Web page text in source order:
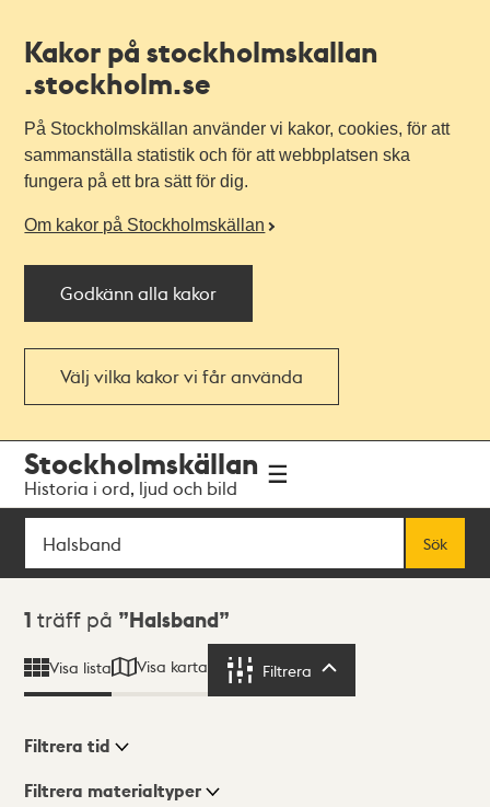
Kakor på stockholmskallan
.stockholm.se
På Stockholmskällan använder vi kakor, cookies, för att
sammanställa statistik och för att webbplatsen ska
fungera på ett bra sätt för dig.
Om kakor på Stockholmskällan
Godkänn alla kakor
Välj vilka kakor vi får använda
navigationen
huvudinnehållet
Stockholmskällan
Historia i ord, ljud och bild
Sök
Sök
Sökresultat
1 träff på Halsband
Visa lista Visa karta Filtrera
Visningsläge
Filtrera tid
Filtrera materialtyper